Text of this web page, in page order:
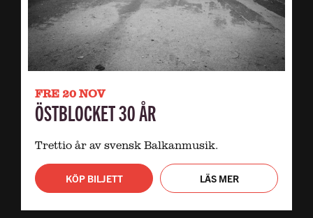
FRE 20 NOV
ÖSTBLOCKET 30 ÅR
Trettio år av svensk Balkanmusik.
KÖP BILJETT LÄS MER